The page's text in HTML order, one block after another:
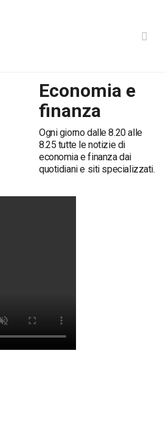
Economia e
finanza
Ogni giorno dalle 8.20 alle
8.25 tutte le notizie di
economia e finanza dai
quotidiani e siti specializzati.